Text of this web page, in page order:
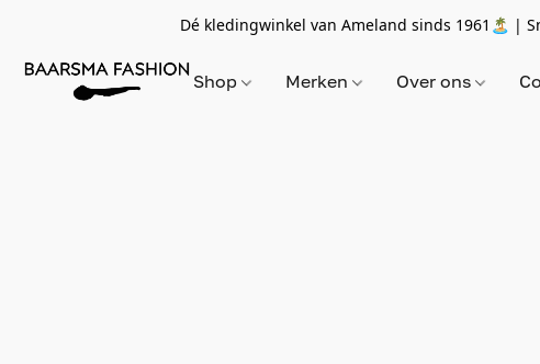
Dé kledingwinkel van Ameland sinds 1961🏝 |
Shop Merken Over ons